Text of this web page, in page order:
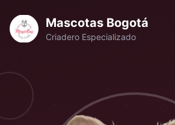
Mascotas Bogotá
Criadero Especializado